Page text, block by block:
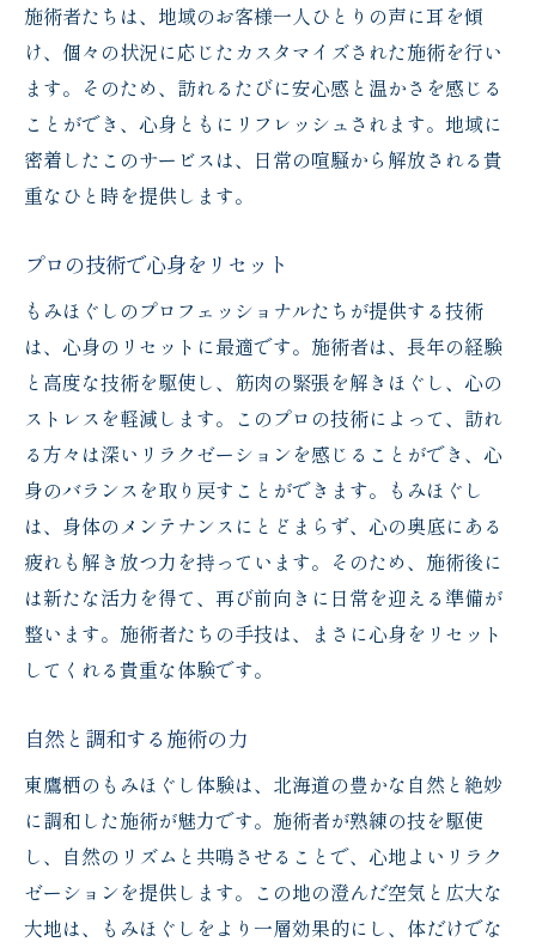
施術者たちは、地域のお客様一人ひとりの声に耳を傾
け、個々の状況に応じたカスタマイズされた施術を行い
ます。そのため、訪れるたびに安心感と温かさを感じる
ことができ、心身ともにリフレッシュされます。地域に
密着したこのサービスは、日常の喧騒から解放される貴
重なひと時を提供します。
プロの技術で心身をリセット
もみほぐしのプロフェッショナルたちが提供する技術
は、心身のリセットに最適です。施術者は、長年の経験
と高度な技術を駆使し、筋肉の緊張を解きほぐし、心の
ストレスを軽減します。このプロの技術によって、訪れ
る方々は深いリラクゼーションを感じることができ、心
身のバランスを取り戻すことができます。もみほぐし
は、身体のメンテナンスにとどまらず、心の奥底にある
疲れも解き放つ力を持っています。そのため、施術後に
は新たな活力を得て、再び前向きに日常を迎える準備が
整います。施術者たちの手技は、まさに心身をリセット
してくれる貴重な体験です。
自然と調和する施術の力
東鷹栖のもみほぐし体験は、北海道の豊かな自然と絶妙
に調和した施術が魅力です。施術者が熟練の技を駆使
し、自然のリズムと共鳴させることで、心地よいリラク
ゼーションを提供します。この地の澄んだ空気と広大な
大地は、もみほぐしをより一層効果的にし、体だけでな